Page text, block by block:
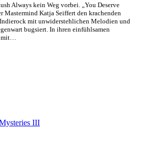
Always kein Weg vorbei. „You Deserve
Mastermind Katja Seiffert den krachenden
mit unwiderstehlichen Melodien und
bugsiert. In ihren einfühlsamen
mit…